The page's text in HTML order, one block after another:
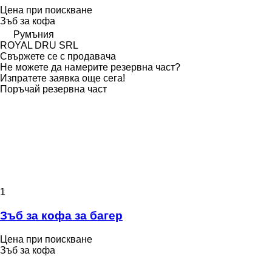
Цена при поискване
Зъб за кофа
Румъния
ROYAL DRU SRL
Свържете се с продавача
Не можете да намерите резервна част?
Изпратете заявка още сега!
Поръчай резервна част
1
Зъб за кофа за багер
Цена при поискване
Зъб за кофа